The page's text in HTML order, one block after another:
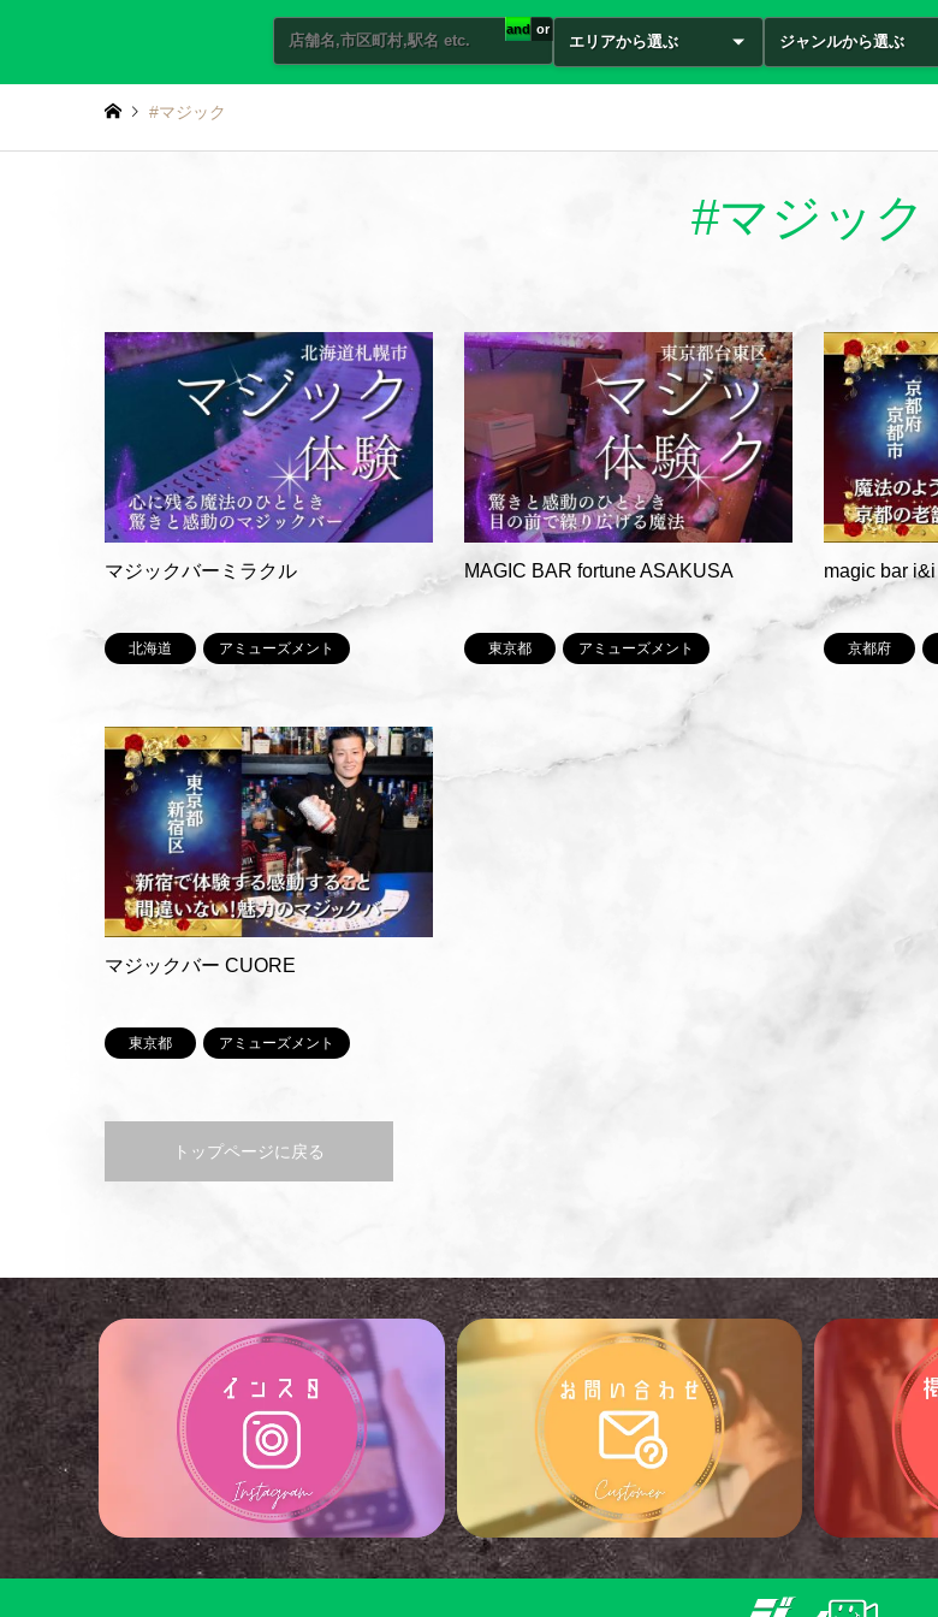
and or
エリアから選ぶ ジャンルから選ぶ
#マジック
#マジック
マジックバーミラクル
北海道 アミューズメント
MAGIC BAR fortune ASAKUSA
東京都 アミューズメント
magic bar i&i
京都府
マジックバー CUORE
東京都 アミューズメント
トップページに戻る